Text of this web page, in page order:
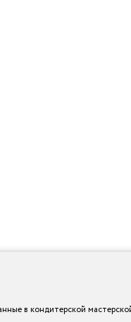
в кондитерской